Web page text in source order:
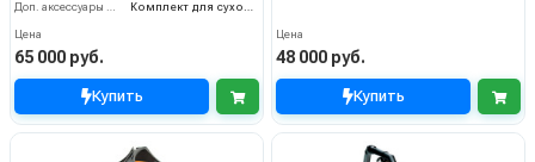
Доп. аксессуары (опция)
Комплект для сухой уборки
Цена
65 000 руб.
Купить
Цена
48 000 руб.
Купить